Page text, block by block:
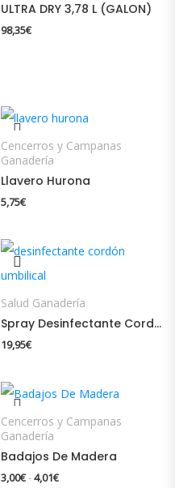
ULTRA DRY 3,78 L (GALON)
98,35€
Cencerros y Campanas
Ganadería
Llavero Hurona
5,75€
Salud Ganadería
Spray Desinfectante Cordón Umbilical
19,95€
Cencerros y Campanas
Ganadería
Badajos De Madera
3,00€-4,01€Rango de precios: